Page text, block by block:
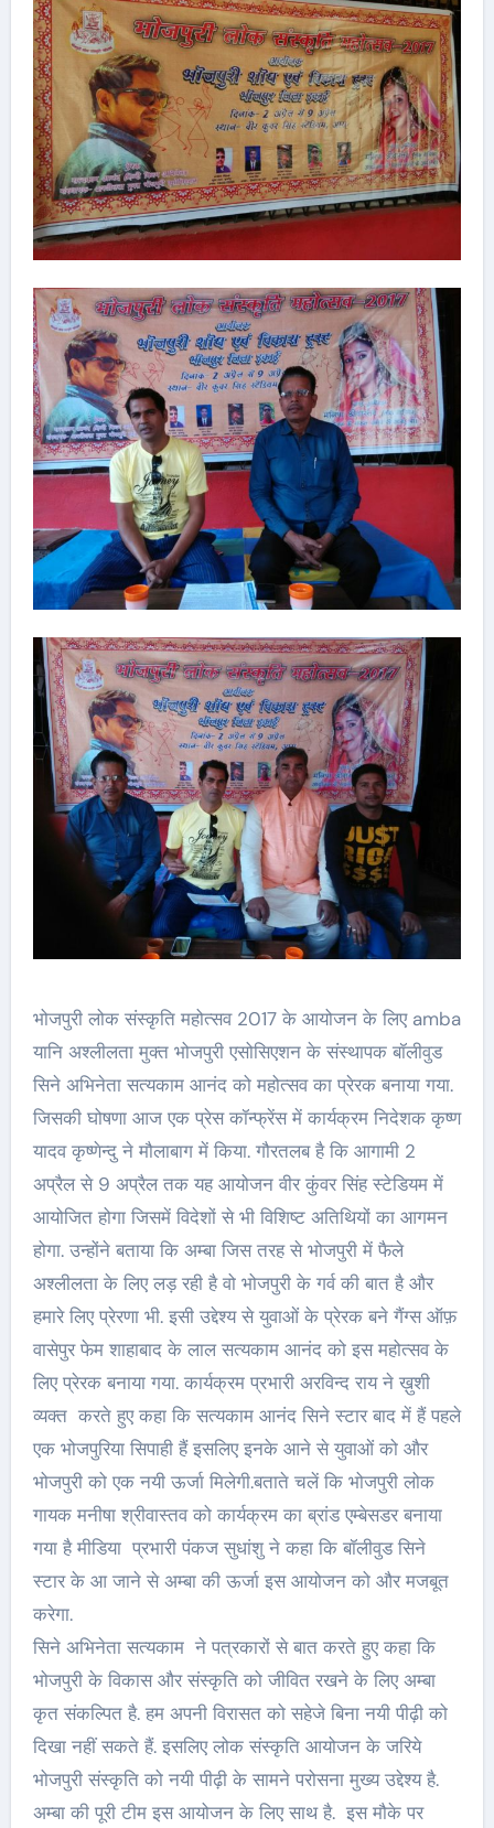
भोजपुरी लोक संस्कृति महोत्सव 2017 के आयोजन के लिए amba
यानि अश्लीलता मुक्त भोजपुरी एसोसिएशन के संस्थापक बॉलीवुड
सिने अभिनेता सत्यकाम आनंद को महोत्सव का प्रेरक बनाया गया.
जिसकी घोषणा आज एक प्रेस कॉन्फ्रेंस में कार्यक्रम निदेशक कृष्ण
यादव कृष्णेन्दु ने मौलाबाग में किया. गौरतलब है कि आगामी 2
अप्रैल से 9 अप्रैल तक यह आयोजन वीर कुंवर सिंह स्टेडियम में
आयोजित होगा जिसमें विदेशों से भी विशिष्ट अतिथियों का आगमन
होगा. उन्होंने बताया कि अम्बा जिस तरह से भोजपुरी में फैले
अश्लीलता के लिए लड़ रही है वो भोजपुरी के गर्व की बात है और
हमारे लिए प्रेरणा भी. इसी उद्देश्य से युवाओं के प्रेरक बने गैंग्स ऑफ़
वासेपुर फेम शाहाबाद के लाल सत्यकाम आनंद को इस महोत्सव के
लिए प्रेरक बनाया गया. कार्यक्रम प्रभारी अरविन्द राय ने ख़ुशी
व्यक्त करते हुए कहा कि सत्यकाम आनंद सिने स्टार बाद में हैं पहले
एक भोजपुरिया सिपाही हैं इसलिए इनके आने से युवाओं को और
भोजपुरी को एक नयी ऊर्जा मिलेगी.बताते चलें कि भोजपुरी लोक
गायक मनीषा श्रीवास्तव को कार्यक्रम का ब्रांड एम्बेसडर बनाया
गया है मीडिया प्रभारी पंकज सुधांशु ने कहा कि बॉलीवुड सिने
स्टार के आ जाने से अम्बा की ऊर्जा इस आयोजन को और मजबूत
करेगा.
सिने अभिनेता सत्यकाम ने पत्रकारों से बात करते हुए कहा कि
भोजपुरी के विकास और संस्कृति को जीवित रखने के लिए अम्बा
कृत संकल्पित है. हम अपनी विरासत को सहेजे बिना नयी पीढ़ी को
दिखा नहीं सकते हैं. इसलिए लोक संस्कृति आयोजन के जरिये
भोजपुरी संस्कृति को नयी पीढ़ी के सामने परोसना मुख्य उद्देश्य है.
अम्बा की पूरी टीम इस आयोजन के लिए साथ है. इस मौके पर